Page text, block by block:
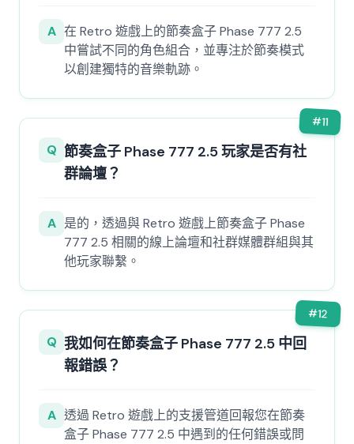
A 在 Retro 遊戲上的節奏盒子 Phase 777 2.5
中嘗試不同的角色組合，並專注於節奏模式
以創建獨特的音樂軌跡。
#11
Q 節奏盒子 Phase 777 2.5 玩家是否有社
群論壇？
A 是的，透過與 Retro 遊戲上節奏盒子 Phase
777 2.5 相關的線上論壇和社群媒體群組與其
他玩家聯繫。
#12
Q 我如何在節奏盒子 Phase 777 2.5 中回
報錯誤？
A 透過 Retro 遊戲上的支援管道回報您在節奏
盒子 Phase 777 2.5 中遇到的任何錯誤或問